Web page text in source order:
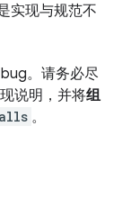
实现与规范不
。请务必尽
说明，并将组
。